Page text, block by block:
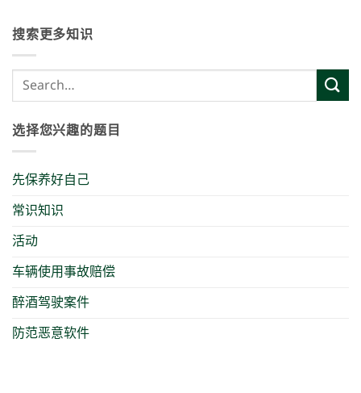
搜索更多知识
选择您兴趣的题目
先保养好自己
常识知识
活动
车辆使用事故赔偿
醉酒驾驶案件
防范恶意软件